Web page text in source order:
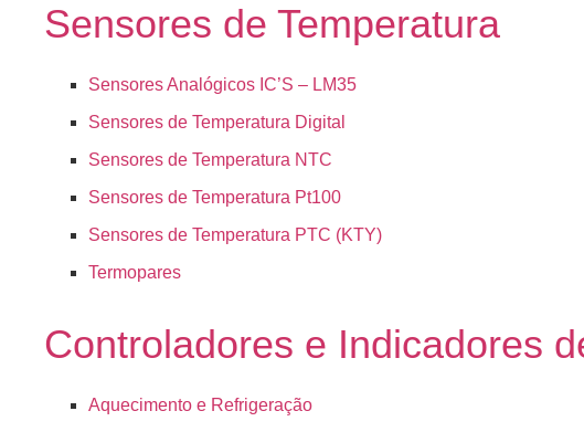
Sensores de Temperatura
Sensores Analógicos IC’S – LM35
Sensores de Temperatura Digital
Sensores de Temperatura NTC
Sensores de Temperatura Pt100
Sensores de Temperatura PTC (KTY)
Termopares
Controladores e Indicadores
Aquecimento e Refrigeração